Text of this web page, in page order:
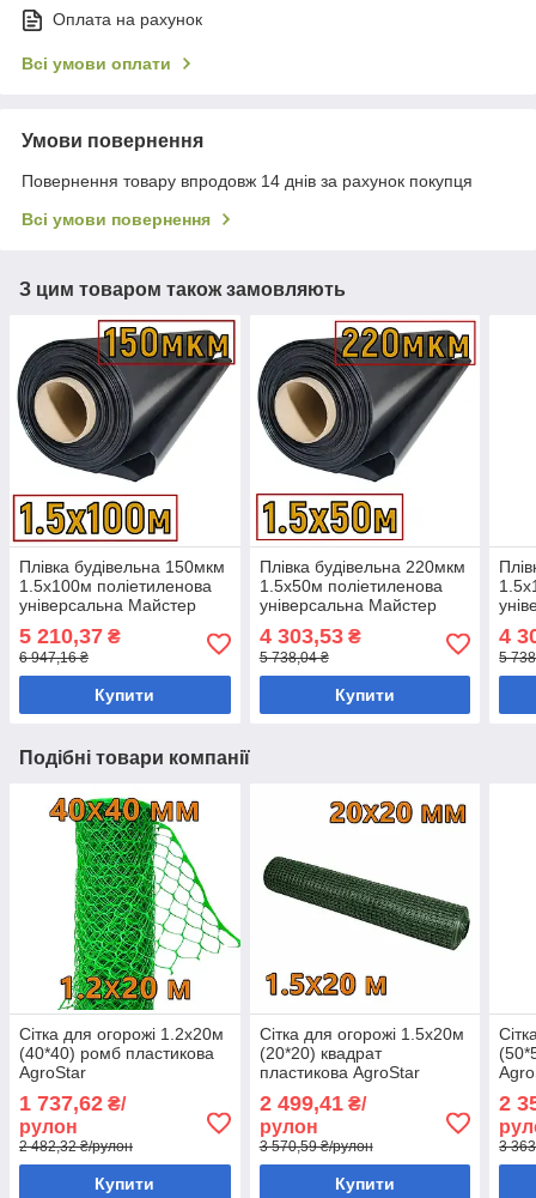
Оплата на рахунок
Всі умови оплати
Умови повернення
Повернення товару впродовж 14 днів за рахунок покупця
Всі умови повернення
З цим товаром також замовляють
Плівка будівельна 150мкм
1.5х100м поліетиленова
універсальна Майстер
5 210,37 ₴
6 947,16 ₴
Купити
Плівка будівельна 220мкм
1.5х50м поліетиленова
універсальна Майстер
4 303,53₴
5 738,04 ₴
Купити
4
5
Подібні товари компанії
Сітка для огорожі 1.2х20м
(40*40) ромб пластикова
AgroStar
1 737,62 ₴/
рулон
2 482,32 ₴/рулон
Купити
Сітка для огорожі 1.5х20м
(20*20) квадрат
пластикова AgroStar
2 499,41₴/
рулон
3 570,59 ₴/рулон
Купити
2
3